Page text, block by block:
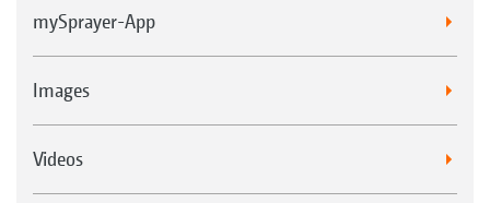
mySprayer-App
Images
Videos